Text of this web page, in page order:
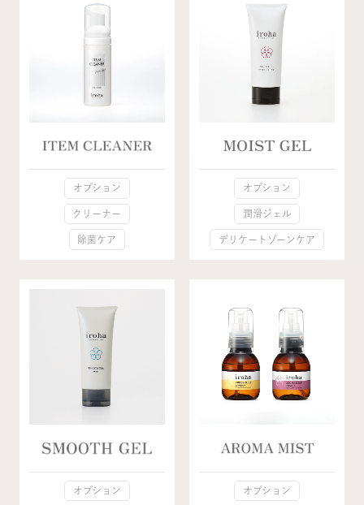
オプション
クリーナー
除菌ケア
オプション
潤滑ジェル
デリケートゾーンケア
オプション オプション